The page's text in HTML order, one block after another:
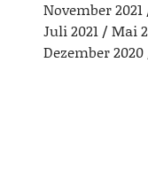
November 2021
Juli 2021
Mai
Dezember 2020